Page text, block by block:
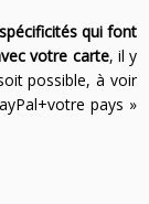
qui font
votre carte, il y
possible, à voir
pays »